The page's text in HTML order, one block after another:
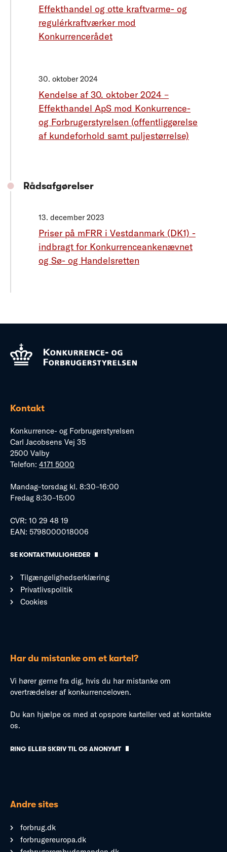
Effekthandel og otte kraftvarme- og
regulérkraftværker mod
Konkurrencerådet
30. oktober 2024
Kendelse af 30. oktober 2024 –
Effekthandel ApS mod Konkurrence-
og Forbrugerstyrelsen (offentliggørelse
af kundeforhold samt puljestørrelse)
Rådsafgørelser
13. december 2023
Priser på mFRR i Vestdanmark (DK1) -
indbragt for Konkurrenceankenævnet
og Sø- og Handelsretten
Kontakt
Konkurrence- og Forbrugerstyrelsen
Carl Jacobsens Vej 35
2500 Valby
Telefon: 4171 5000
Mandag–torsdag kl. 8:30–16:00
Fredag 8:30–15:00
CVR: 10 29 48 19
EAN: 5798000018006
SE KONTAKTMULIGHEDER
Tilgængelighedserklæring
Privatlivspolitik
Cookies
Har du mistanke om et kartel?
Vi hører gerne fra dig, hvis du har mistanke om
overtrædelser af konkurrenceloven.
Du kan hjælpe os med at opspore karteller ved at kontakte
os.
RING ELLER SKRIV TIL OS ANONYMT
Andre sites
forbrug.dk
forbrugereuropa.dk